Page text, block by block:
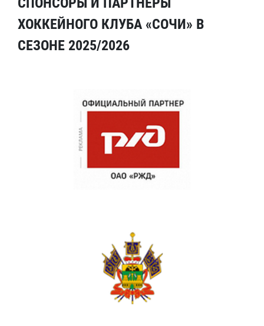
ХОККЕЙНОГО КЛУБА «СОЧИ» В
СЕЗОНЕ 2025/2026